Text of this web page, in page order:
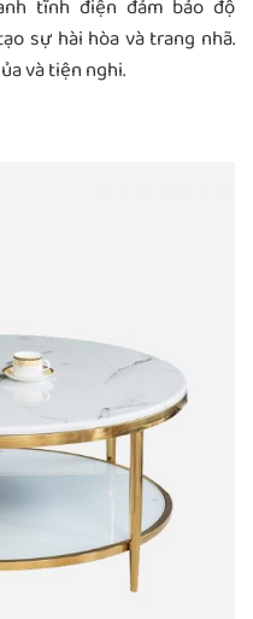
tĩnh điện đảm bảo độ
sự hài hòa và trang nhã.
và tiện nghi.